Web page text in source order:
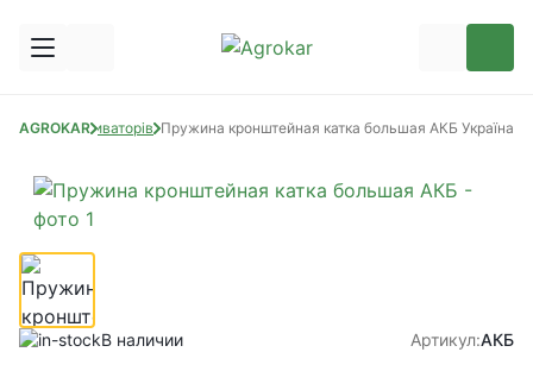
AGROKAR
до культиваторів Пружина кронштейная катка большая АКБ Україна
В наличии Артикул:АКБ